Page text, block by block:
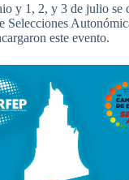
y 1, 2, y 3 de julio se
Selecciones
este evento.